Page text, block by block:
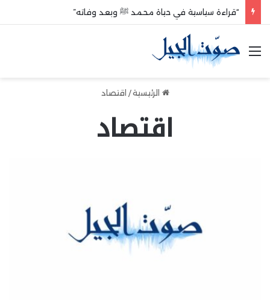
“قراءة سياسية في حياة محمد ﷺ وبعد وفاته”
القائمة
الرئيسية / اقتصاد
اقتصاد